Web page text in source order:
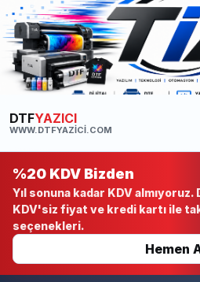
DTFYAZICI
WWW.DTFYAZICI.COM
%20 KDV Bizden
Yıl sonuna kadar KDV
KDV'siz fiyat ve kredi kartı ile
seçenekleri.
Hemen